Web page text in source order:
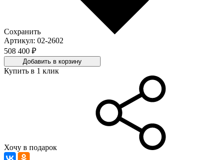
Сохранить
Артикул: 02-2602
508 400 ₽
Добавить в корзину
Купить в 1 клик
Хочу в подарок